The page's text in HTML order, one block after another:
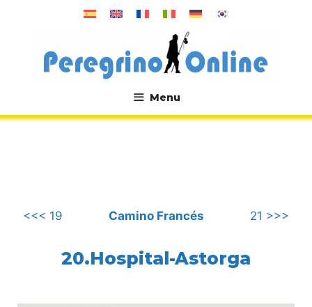
뛰
Menu
.
<<< 19 Camino Francés 21 >>>
20.Hospital-Astorga